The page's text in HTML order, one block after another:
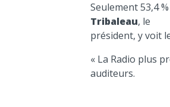
Seulement 53,4
Tribaleau, le
président, y voit
« La Radio plus
auditeurs.